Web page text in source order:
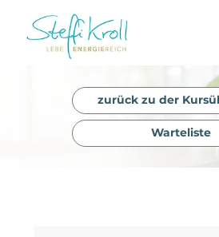
zurück zu der
Warteliste